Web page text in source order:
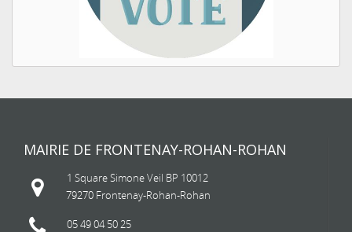
MAIRIE DE FRONTENAY-ROHAN-ROHAN
1 Square Simone Veil BP 10012
79270 Frontenay-Rohan-Rohan
05 49 04 50 25